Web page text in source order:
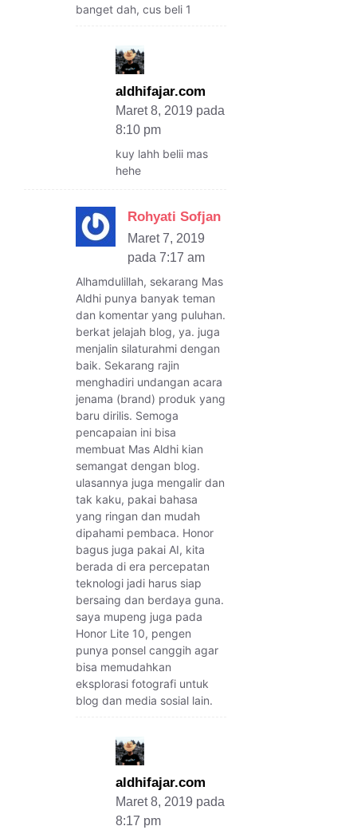
banget dah, cus beli 1
aldhifajar.com
Maret 8, 2019 pada
8:10 pm
kuy lahh belii mas
hehe
Rohyati Sofjan
Maret 7, 2019
pada 7:17 am
Alhamdulillah, sekarang Mas
Aldhi punya banyak teman
dan komentar yang puluhan.
berkat jelajah blog, ya. juga
menjalin silaturahmi dengan
baik. Sekarang rajin
menghadiri undangan acara
jenama (brand) produk yang
baru dirilis. Semoga
pencapaian ini bisa
membuat Mas Aldhi kian
semangat dengan blog.
ulasannya juga mengalir dan
tak kaku, pakai bahasa
yang ringan dan mudah
dipahami pembaca. Honor
bagus juga pakai AI, kita
berada di era percepatan
teknologi jadi harus siap
bersaing dan berdaya guna.
saya mupeng juga pada
Honor Lite 10, pengen
punya ponsel canggih agar
bisa memudahkan
eksplorasi fotografi untuk
blog dan media sosial lain.
aldhifajar.com
Maret 8, 2019 pada
8:17 pm